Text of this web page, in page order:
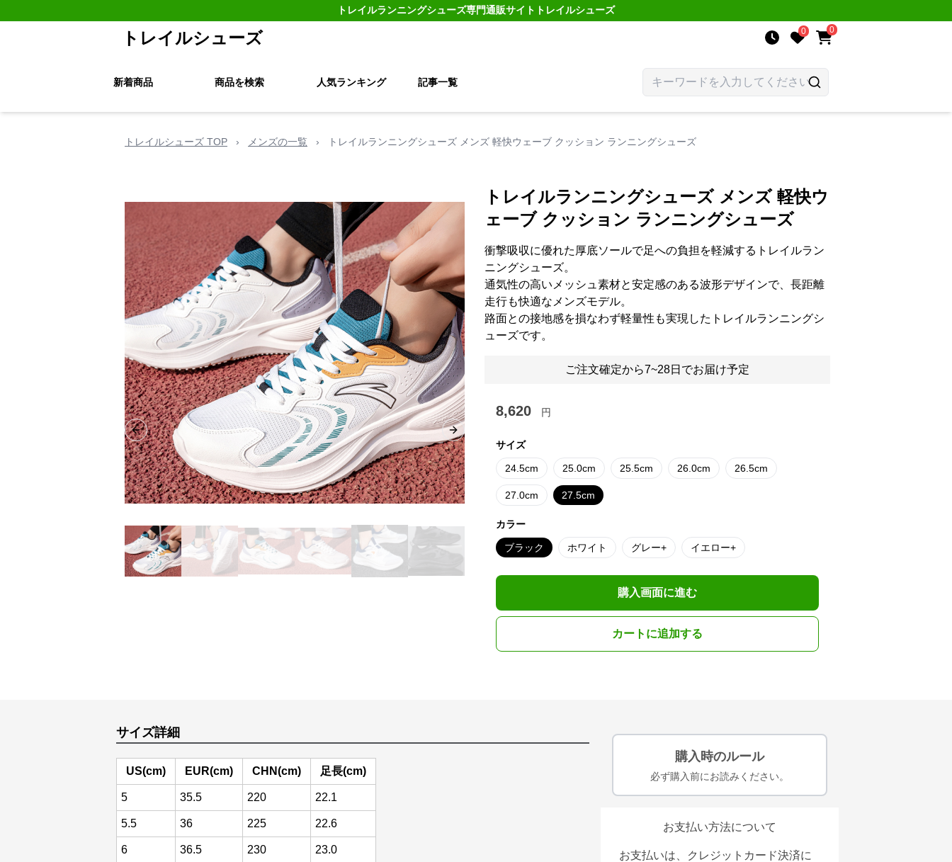
トレイルランニングシューズ専門通販サイト トレイルシューズ
トレイルシューズ 0 0
新着商品 商品を検索 人気ランキング 記事一覧
トレイルシューズ TOP › メンズの一覧 › トレイルランニングシューズ メンズ 軽快ウェーブ クッション ランニングシューズ
Previous slide Next slide
トレイルランニングシューズ メンズ 軽快ウ
ェーブ クッション ランニングシューズ
衝撃吸収に優れた厚底ソールで足への負担を軽減するトレイルラン
ニングシューズ。
通気性の高いメッシュ素材と安定感のある波形デザインで、長距離
走行も快適なメンズモデル。
路面との接地感を損なわず軽量性も実現したトレイルランニングシ
ューズです。
ご注文確定から7~28日でお届け予定
8,620 円
サイズ
24.5cm 25.0cm 25.5cm 26.0cm 26.5cm
27.0cm 27.5cm
カラー
ブラック ホワイト グレー+ イエロー+
購入画面に進む
カートに追加する
サイズ詳細
US(cm) EUR(cm) CHN(cm) 足長(cm)
5 35.5 220 22.1
5.5 36 225 22.6
6 36.5 230 23.0
購入時のルール
必ず購入前にお読みください。
お支払い方法について
お支払いは、クレジットカード決済に